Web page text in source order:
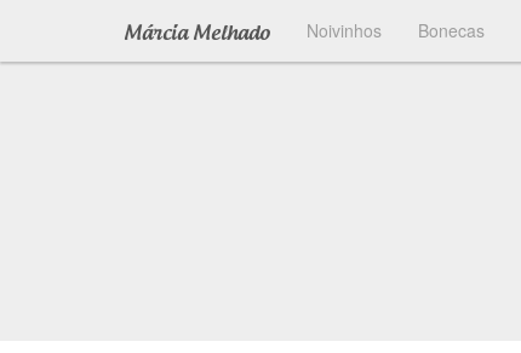
Márcia Melhado Noivinhos Bonecas